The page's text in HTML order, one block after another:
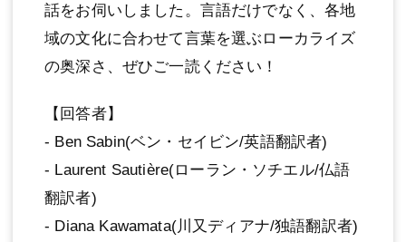
話をお伺いしました。言語だけでなく、各地
域の文化に合わせて言葉を選ぶローカライズ
の奥深さ、ぜひご一読ください！
【回答者】
- Ben Sabin(ベン・セイビン/英語翻訳者)
- Laurent Sautière(ローラン・ソチエル/仏語
翻訳者)
- Diana Kawamata(川又ディアナ/独語翻訳者)